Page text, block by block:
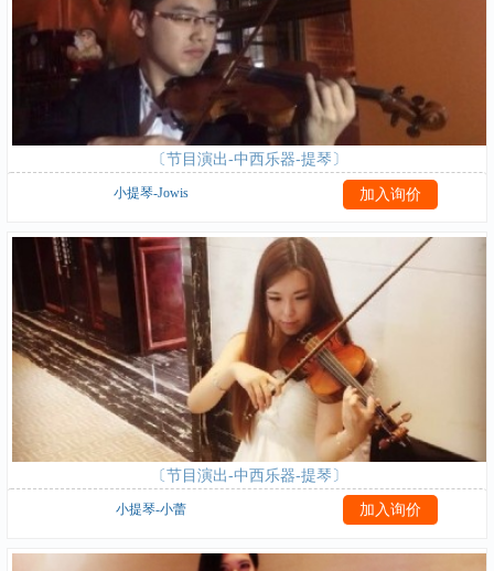
〔节目演出-中西乐器-提琴〕
小提琴-Jowis
〔节目演出-中西乐器-提琴〕
小提琴-小蕾